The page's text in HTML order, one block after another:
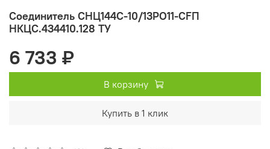
Соединитель СНЦ144С-10/13РО11-CFП
НКЦС.434410.128 ТУ
6 733 ₽
В корзину
Купить в 1 клик